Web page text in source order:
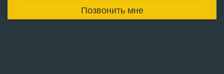
Позвонить мне